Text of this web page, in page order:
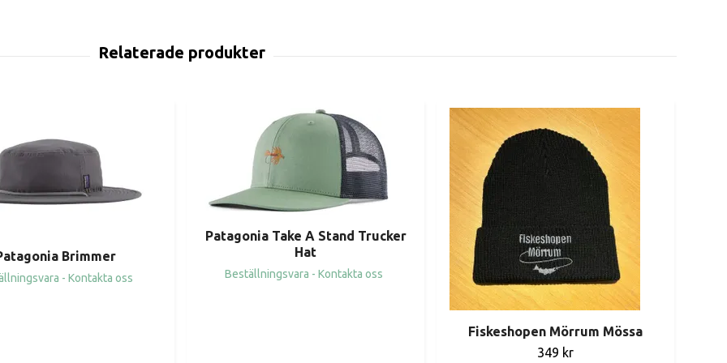
Brimmer
- Kontakta oss
Patagonia Take A Stand Trucker
Hat
Beställningsvara - Kontakta oss
Fiskeshopen Mörrum Mössa
349 kr